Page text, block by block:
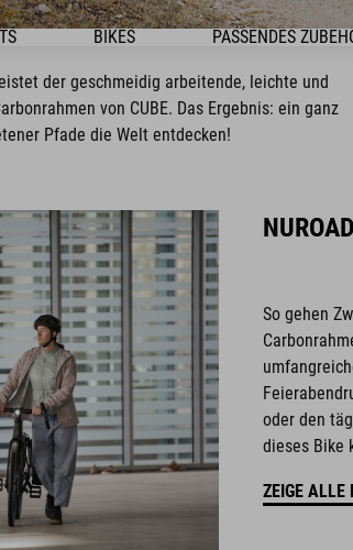
BIKES PASSENDES
der geschmeidig arbeitende, leichte und
von CUBE. Das Ergebnis: ein ganz
Pfade die Welt entdecken!
So gehen
oder den
dieses Bike
ZEIGE ALLE